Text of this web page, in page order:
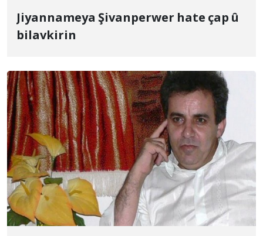
Jiyannameya Şivanperwer hate çap û
bilavkirin